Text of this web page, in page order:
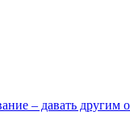
– давать другим